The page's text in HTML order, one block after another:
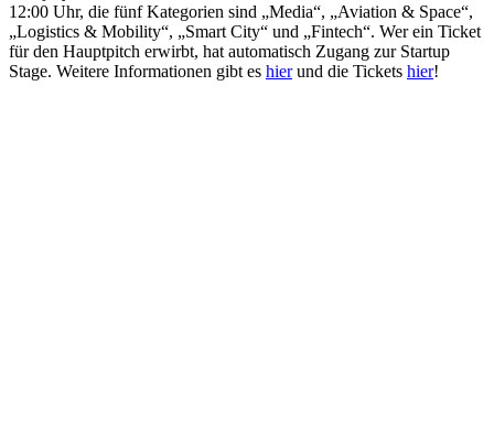
12:00 Uhr, die fünf Kategorien sind „Media“, „Aviation & Space“,
„Logistics & Mobility“, „Smart City“ und „Fintech“. Wer ein Ticket
für den Hauptpitch erwirbt, hat automatisch Zugang zur Startup
Stage. Weitere Informationen gibt es hierund die Tickets hier!